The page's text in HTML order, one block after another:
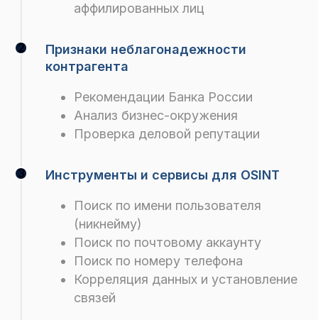
аффилированных лиц
Признаки неблагонадежности
контрагента
Рекомендации Банка России
Анализ бизнес-окружения
Проверка деловой репутации
Инструменты и сервисы для OSINT
Поиск по имени пользователя
(никнейму)
Поиск по почтовому аккаунту
Поиск по номеру телефона
Корреляция данных и установление
связей